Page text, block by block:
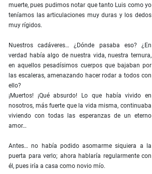
muerte, pues pudimos notar que tanto Luis como yo
teníamos las articulaciones muy duras y los dedos
muy rígidos.
Nuestros cadáveres… ¿Dónde pasaba eso? ¿En
verdad había algo de nuestra vida, nuestra ternura,
en aquellos pesadísimos cuerpos que bajaban por
las escaleras, amenazando hacer rodar a todos con
ello?
¡Muertos! ¡Qué absurdo! Lo que había vivido en
nosotros, más fuerte que la vida misma, continuaba
viviendo con todas las esperanzas de un eterno
amor…
Antes… no había podido asomarme siquiera a la
puerta para verlo; ahora hablaría regularmente con
él, pues iría a casa como novio mío.